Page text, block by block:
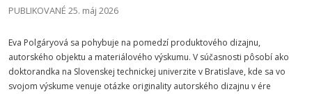
PUBLIKOVANÉ 25. máj 2026
Eva Polgáryová sa pohybuje na pomedzí produktového dizajnu,
autorského objektu a materiálového výskumu. V súčasnosti pôsobí ako
doktorandka na Slovenskej technickej univerzite v Bratislave, kde sa vo
svojom výskume venuje otázke originality autorského dizajnu v ére